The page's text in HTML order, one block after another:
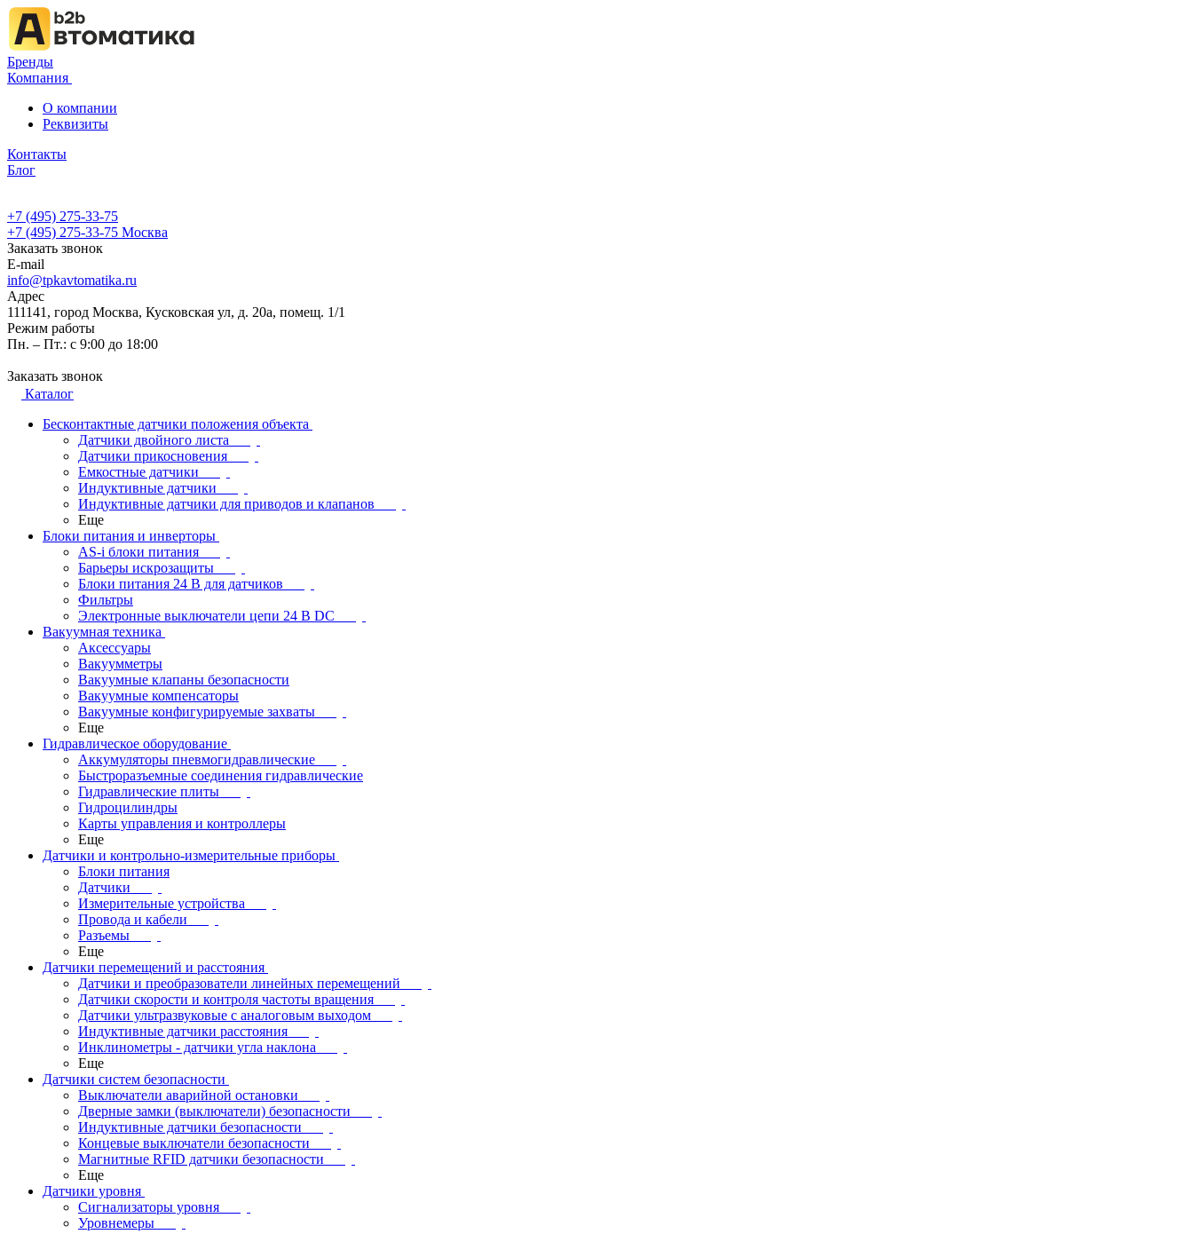
Бренды
Компания
О компании
Реквизиты
Контакты
Блог
+7 (495) 275-33-75
+7 (495) 275-33-75 Москва
Заказать звонок
E-mail
info@tpkavtomatika.ru
Адрес
111141, город Москва, Кусковская ул, д. 20а, помещ. 1/1
Режим работы
Пн. – Пт.: с 9:00 до 18:00
Заказать звонок
Каталог
Бесконтактные датчики положения объекта
Датчики двойного листа
Датчики прикосновения
Емкостные датчики
Индуктивные датчики
Индуктивные датчики для приводов и клапанов
Еще
Блоки питания и инверторы
AS-i блоки питания
Барьеры искрозащиты
Блоки питания 24 В для датчиков
Фильтры
Электронные выключатели цепи 24 В DC
Вакуумная техника
Аксессуары
Вакуумметры
Вакуумные клапаны безопасности
Вакуумные компенсаторы
Вакуумные конфигурируемые захваты
Еще
Гидравлическое оборудование
Аккумуляторы пневмогидравлические
Быстроразъемные соединения гидравлические
Гидравлические плиты
Гидроцилиндры
Карты управления и контроллеры
Еще
Датчики и контрольно-измерительные приборы
Блоки питания
Датчики
Измерительные устройства
Провода и кабели
Разъемы
Еще
Датчики перемещений и расстояния
Датчики и преобразователи линейных перемещений
Датчики скорости и контроля частоты вращения
Датчики ультразвуковые с аналоговым выходом
Индуктивные датчики расстояния
Инклинометры - датчики угла наклона
Еще
Датчики систем безопасности
Выключатели аварийной остановки
Дверные замки (выключатели) безопасности
Индуктивные датчики безопасности
Концевые выключатели безопасности
Магнитные RFID датчики безопасности
Еще
Датчики уровня
Сигнализаторы уровня
Уровнемеры